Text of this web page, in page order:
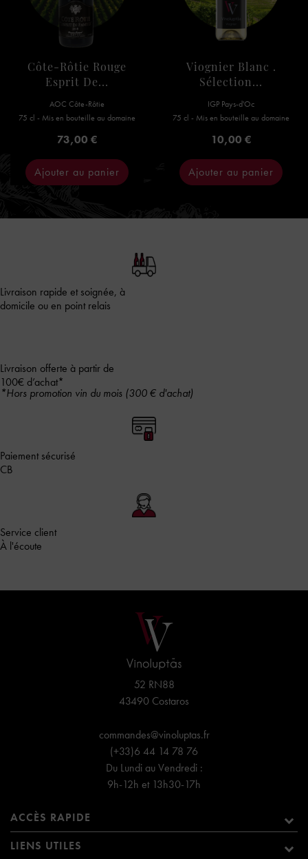
Côte-Rôtie Rouge
Esprit De...
AOC Côte-Rôtie
75 cl - Mis en bouteille au domaine
Prix
73,00 €
Ajouter au panier
Viognier Blanc .
Sélection...
IGP Pays-d'Oc
75 cl - Mis en bouteille au domaine
Prix
10,00 €
Ajouter au panier
Livraison rapide et soignée, à
domicile ou en point relais
Livraison offerte à partir de
100€ d’achat*
*Hors promotion vin du mois (300 € d'achat)
Paiement sécurisé
CB
Service client
À l'écoute
52 RN88
43490 Costaros
commandes@vinoluptas.fr
(+33)6 44 14 78 76
Du Lundi au Vendredi :
9h-12h et 13h30-17h
ACCÈS RAPIDE
LIENS UTILES